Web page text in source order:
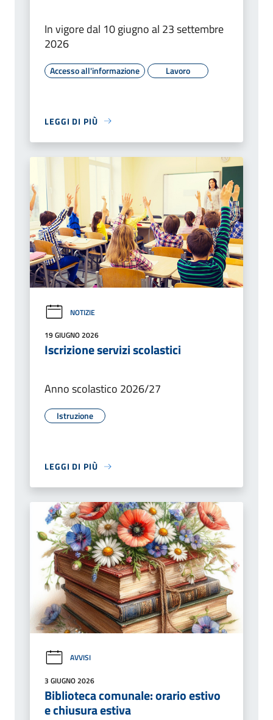
In vigore dal 10 giugno al 23 settembre
2026
Accesso all'informazione Lavoro
LEGGI DI PIÙ
NOTIZIE
19 GIUGNO 2026
Iscrizione servizi scolastici
Anno scolastico 2026/27
Istruzione
LEGGI DI PIÙ
AVVISI
3 GIUGNO 2026
Biblioteca comunale: orario estivo
e chiusura estiva